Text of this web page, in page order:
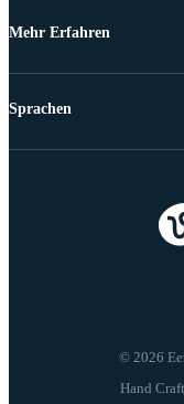
Mehr Erfahren
© 2026
Sprachen